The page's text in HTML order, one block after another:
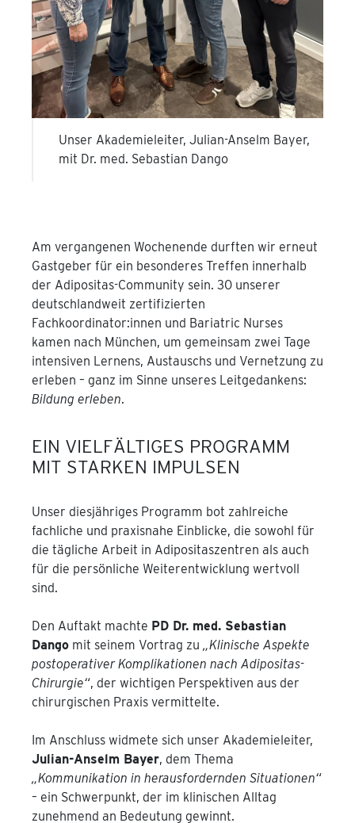
Unser Akademieleiter, Julian-Anselm Bayer,
mit Dr. med. Sebastian Dango
Am vergangenen Wochenende durften wir erneut
Gastgeber für ein besonderes Treffen innerhalb
der Adipositas-Community sein. 30 unserer
deutschlandweit zertifizierten
Fachkoordinator:innen und Bariatric Nurses
kamen nach München, um gemeinsam zwei Tage
intensiven Lernens, Austauschs und Vernetzung zu
erleben – ganz im Sinne unseres Leitgedankens:
Bildung erleben.
EIN VIELFÄLTIGES PROGRAMM
MIT STARKEN IMPULSEN
Unser diesjähriges Programm bot zahlreiche
fachliche und praxisnahe Einblicke, die sowohl für
die tägliche Arbeit in Adipositaszentren als auch
für die persönliche Weiterentwicklung wertvoll
sind.
Den Auftakt machte PD Dr. med. Sebastian
Dango mit seinem Vortrag zu „Klinische Aspekte
postoperativer Komplikationen nach Adipositas-
Chirurgie“, der wichtigen Perspektiven aus der
chirurgischen Praxis vermittelte.
Im Anschluss widmete sich unser Akademieleiter,
Julian-Anselm Bayer, dem Thema
„Kommunikation in herausfordernden Situationen“
– ein Schwerpunkt, der im klinischen Alltag
zunehmend an Bedeutung gewinnt.